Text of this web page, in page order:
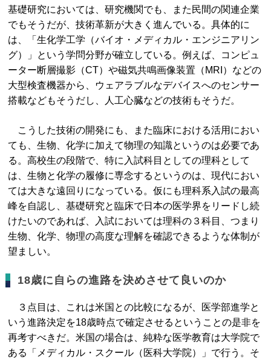
基礎研究においては、研究機関でも、また民間の関連企業
でもそうだが、技術革新が大きく進んでいる。具体的に
は、「生化学工学（バイオ・メディカル・エンジニアリン
グ）」という学問分野が確立している。例えば、コンピュ
ーター断層撮影（CT）や磁気共鳴画像装置（MRI）などの
大型検査機器から、ウェアラブルなデバイスへのセンサー
搭載などもそうだし、人工心臓などの技術もそうだ。
こうした技術の開発にも、また臨床における活用におい
ても、生物、化学に加えて物理の知識というのは必要であ
る。高校生の段階で、特に入試科目としての理科として
は、生物と化学の履修に専念するというのは、現代におい
ては大きな遠回りになっている。仮にも理科系入試の最高
峰を自認し、基礎研究と臨床で日本の医学界をリードし続
けたいのであれば、入試においては理科の３科目、つまり
生物、化学、物理の高度な理解を確認できるような体制が
望ましい。
18歳に自らの進路を決めさせて良いのか
３点目は、これは米国との比較になるが、医学部進学と
いう進路決定を18歳時点で確定させるということの是非を
再考すべきだ。米国の場合は、純粋な医学教育は大学院で
ある「メディカル・スクール（医科大学院）」で行う。そ